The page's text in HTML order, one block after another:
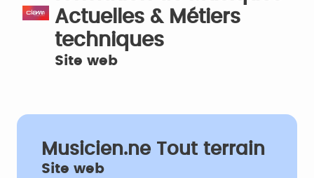
Actuelles & Métiers
techniques
Site web
Musicien.ne Tout terrain
Site web